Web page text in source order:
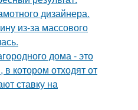
дизайнера.
из-за массового
дома - это
в котором отходят от
ставку на